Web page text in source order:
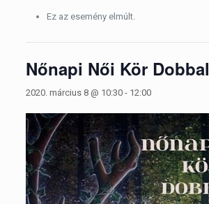
Ez az esemény elmúlt.
Nőnapi Női Kör Dobbal
2020. március 8 @ 10:30- 12:00